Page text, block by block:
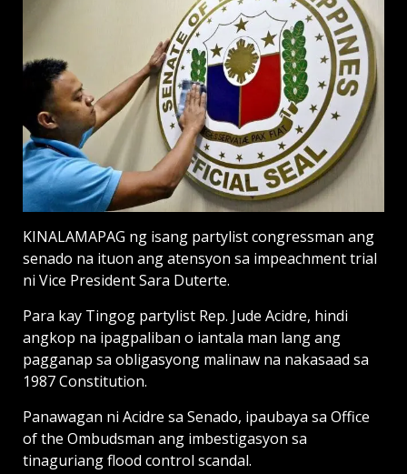
KINALAMAPAG ng isang partylist congressman ang
senado na ituon ang atensyon sa impeachment trial
ni Vice President Sara Duterte.
Para kay Tingog partylist Rep. Jude Acidre, hindi
angkop na ipagpaliban o iantala man lang ang
pagganap sa obligasyong malinaw na nakasaad sa
1987 Constitution.
Panawagan ni Acidre sa Senado, ipaubaya sa Office
of the Ombudsman ang imbestigasyon sa
tinaguriang flood control scandal.